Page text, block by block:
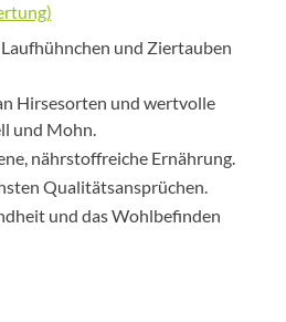
und Ziertauben
Hirsesorten und wertvolle
und Mohn.
nährstoffreiche Ernährung.
Qualitätsansprüchen.
und das Wohlbefinden